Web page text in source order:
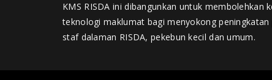
KMS RISDA ini dibangunkan untuk membolehkan
teknologi maklumat bagi menyokong
staf dalaman RISDA, pekebun kecil dan umum.